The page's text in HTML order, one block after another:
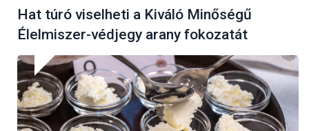
Hat túró viselheti a Kiváló Minőségű
Élelmiszer-védjegy arany fokozatát